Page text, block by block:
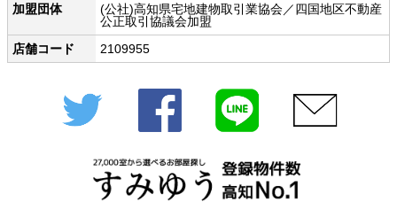
加盟団体
(公社)高知県宅地建物取引業協会／四国地区不動産
公正取引協議会加盟
店舗コード
2109955
Twitter Facebook